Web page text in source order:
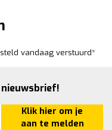
vandaag verstuurd*
Klik hier om je
aan te melden